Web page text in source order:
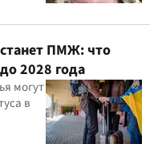
ПМЖ: что
2028 года
могут
в